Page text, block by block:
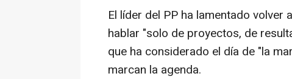
El líder del PP ha lamentado volver
hablar "solo de proyectos, de
que ha considerado el día de "la
marcan la agenda.